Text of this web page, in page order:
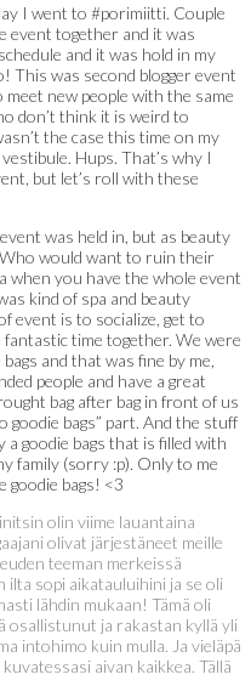
I went to #porimiitti. Couple
event together and it was
and it was hold in my
This was second blogger event
new people with the same
don’t think it is weird to
the case this time on my
Hups. That’s why I
but let’s roll with these
was held in, but as beauty
Who would want to ruin their
when you have the whole event
kind of spa and beauty
event is to socialize, get to
time together. We were
and that was fine by me,
people and have a great
bag after bag in front of us
goodie bags” part. And the stuff
goodie bags that is filled with
family (sorry :p). Only to me
goodie bags! <3
olin viime lauantaina
olivat järjestäneet meille
teeman merkeissä
sopi aikatauluihini ja se oli
lähdin mukaan! Tämä oli
osallistunut ja rakastan kyllä yli
intohimo kuin mulla. Ja vieläpä
aivan kaikkea. Tällä